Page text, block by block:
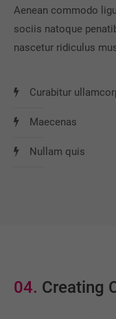
Aenean commodo
sociis natoque
nascetur ridiculus
Curabitur
Maecenas
Nullam quis
04. Creating